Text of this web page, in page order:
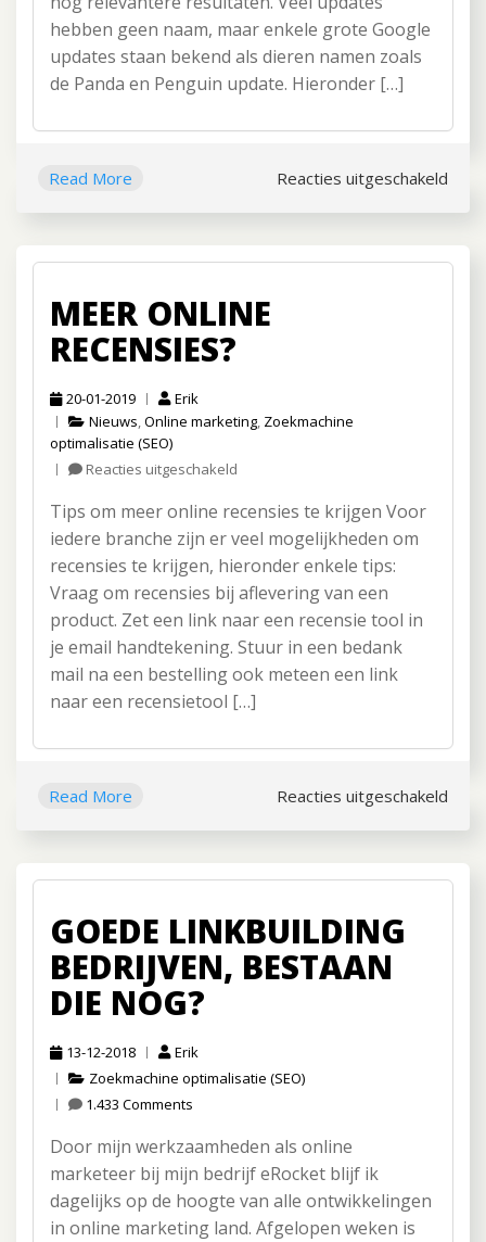
hebben geen naam, maar enkele grote Google
updates staan bekend als dieren namen zoals
de Panda en Penguin update. Hieronder […]
Read More Reacties uitgeschakeld
MEER ONLINE
RECENSIES?
20-01-2019
Erik
Nieuws,Online marketing, Zoekmachine
optimalisatie (SEO)
Reacties uitgeschakeld
online
recensies?
Tips om meer online recensies te krijgen Voor
iedere branche zijn er veel mogelijkheden om
recensies te krijgen, hieronder enkele tips:
Vraag om recensies bij aflevering van een
product. Zet een link naar een recensie tool in
je email handtekening. Stuur in een bedank
mail na een bestelling ook meteen een link
naar een recensietool […]
Read More Reacties uitgeschakeld
GOEDE LINKBUILDING
BEDRIJVEN, BESTAAN
DIE NOG?
13-12-2018
Erik
Zoekmachine optimalisatie (SEO)
1.433 Comments
Door mijn werkzaamheden als online
marketeer bij mijn bedrijf eRocket blijf ik
dagelijks op de hoogte van alle ontwikkelingen
in online marketing land. Afgelopen weken is